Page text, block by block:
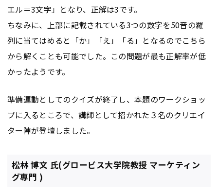
エル＝3文字」となり、正解は3です。
ちなみに、上部に記載されている3つの数字を50音の羅
列に当てはめると「か」「え」「る」となるのでこちら
から解くことも可能でした。この問題が最も正解率が低
かったようです。
準備運動としてのクイズが終了し、本題のワークショッ
プに入るところで、講師として招かれた３名のクリエイ
ター陣が登壇しました。
松林 博文 氏(グロービス大学院教授 マーケティン
グ専門 )